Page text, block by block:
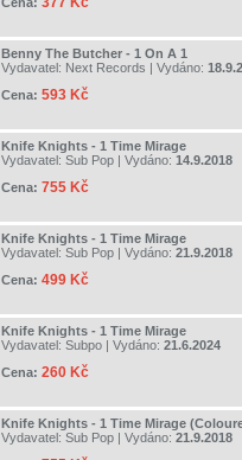
Benny The Butcher - 1 On A 1
Vydavatel: Next Records | Vydáno:
Cena: 593 Kč
Knife Knights - 1 Time Mirage
Vydavatel: Sub Pop | Vydáno: 14.9.2018
Cena: 755 Kč
Knife Knights - 1 Time Mirage
Vydavatel: Sub Pop | Vydáno: 21.9.2018
Cena: 499 Kč
Knife Knights - 1 Time Mirage
Vydavatel: Subpo | Vydáno: 21.6.2024
Cena: 260 Kč
Knife Knights - 1 Time Mirage
Vydavatel: Sub Pop | Vydáno: 21.9.2018